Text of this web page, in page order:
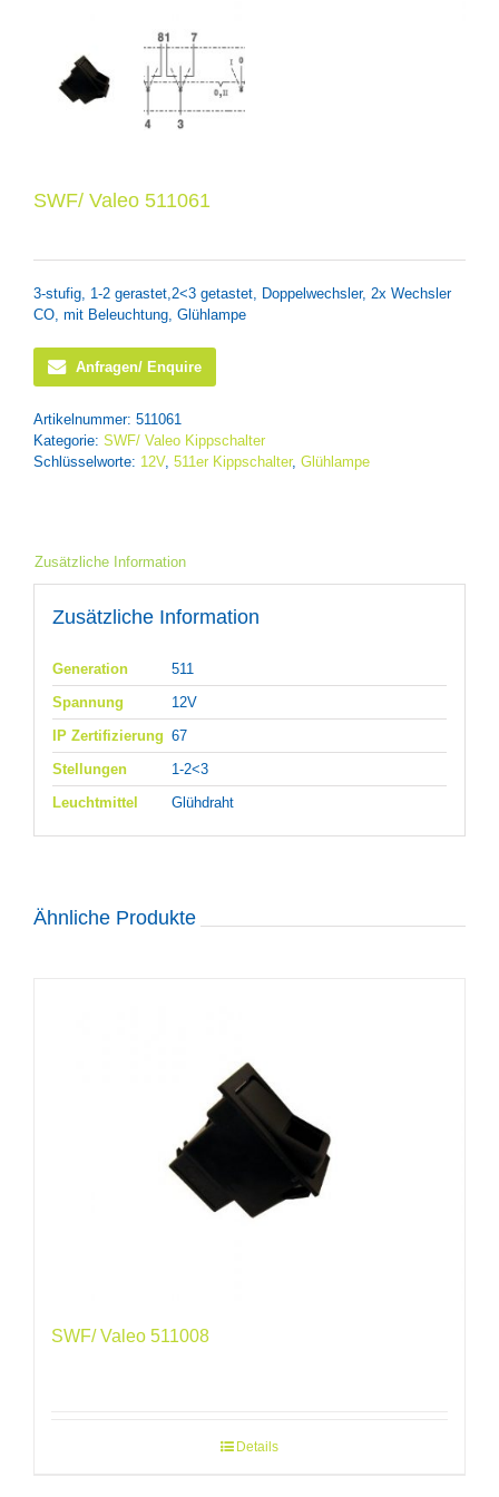
SWF/ Valeo 511061
3-stufig, 1-2 gerastet,2<3 getastet, Doppelwechsler, 2x Wechsler
CO, mit Beleuchtung, Glühlampe
Anfragen/ Enquire
Artikelnummer: 511061
Kategorie: SWF/ Valeo Kippschalter
Schlüsselworte: 12V, 511er Kippschalter, Glühlampe
Zusätzliche Information
Zusätzliche Information
Generation
511
Spannung
12V
IP Zertifizierung 67
Stellungen
1-2<3
Leuchtmittel
Glühdraht
Ähnliche Produkte
SWF/ Valeo 511008
Details